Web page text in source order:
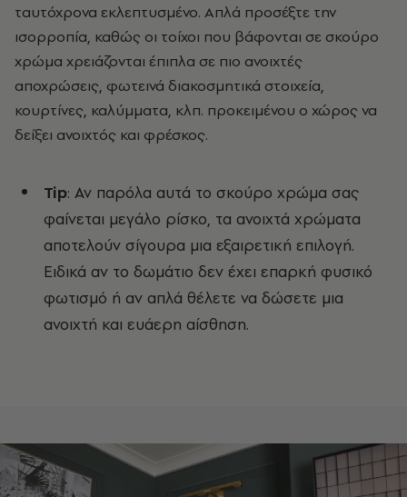
ταυτόχρονα εκλεπτυσμένο. Απλά προσέξτε την
ισορροπία, καθώς οι τοίχοι που βάφονται σε σκούρο
χρώμα χρειάζονται έπιπλα σε πιο ανοιχτές
αποχρώσεις, φωτεινά διακοσμητικά στοιχεία,
κουρτίνες, καλύμματα, κλπ. προκειμένου ο χώρος να
δείξει ανοιχτός και φρέσκος.
Tip: Αν παρόλα αυτά το σκούρο χρώμα σας
φαίνεται μεγάλο ρίσκο, τα ανοιχτά χρώματα
αποτελούν σίγουρα μια εξαιρετική επιλογή.
Ειδικά αν το δωμάτιο δεν έχει επαρκή φυσικό
φωτισμό ή αν απλά θέλετε να δώσετε μια
ανοιχτή και ευάερη αίσθηση.